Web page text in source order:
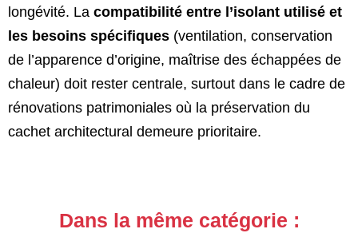
longévité. La compatibilité entre l’isolant utilisé et
les besoins spécifiques (ventilation, conservation
de l’apparence d’origine, maîtrise des échappées de
chaleur) doit rester centrale, surtout dans le cadre de
rénovations patrimoniales où la préservation du
cachet architectural demeure prioritaire.
Dans la même catégorie :